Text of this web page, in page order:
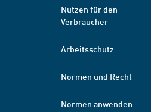
Nutzen für den
Verbraucher
Arbeitsschutz
Normen und Recht
Normen anwenden